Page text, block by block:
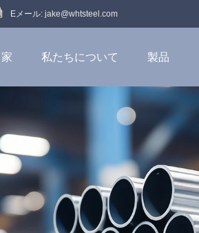
Eメール: jake@whtsteel.com
家 私たちについて 製品